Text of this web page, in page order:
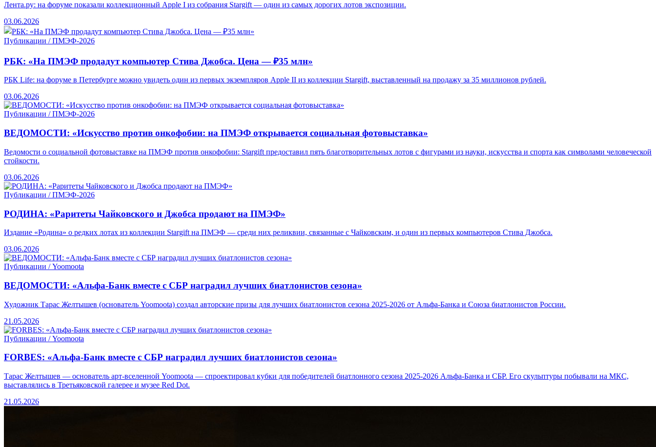
Лента.ру: на форуме показали коллекционный Apple I из собрания Stargift — один из самых дорогих лотов экспозиции.
03.06.2026
Публикации / ПМЭФ-2026
РБК: «На ПМЭФ продадут компьютер Стива Джобса. Цена — ₽35 млн»
РБК Life: на форуме в Петербурге можно увидеть один из первых экземпляров Apple II из коллекции Stargift, выставленный на продажу за 35 миллионов рублей.
03.06.2026
Публикации / ПМЭФ-2026
ВЕДОМОСТИ: «Искусство против онкофобии: на ПМЭФ открывается социальная фотовыставка»
Ведомости о социальной фотовыставке на ПМЭФ против онкофобии: Stargift предоставил пять благотворительных лотов с фигурами из науки, искусства и спорта как символами человеческой
стойкости.
03.06.2026
Публикации / ПМЭФ-2026
РОДИНА: «Раритеты Чайковского и Джобса продают на ПМЭФ»
Издание «Родина» о редких лотах из коллекции Stargift на ПМЭФ — среди них реликвии, связанные с Чайковским, и один из первых компьютеров Стива Джобса.
03.06.2026
Публикации / Yoomoota
ВЕДОМОСТИ: «Альфа-Банк вместе с СБР наградил лучших биатлонистов сезона»
Художник Тарас Желтышев (основатель Yoomoota) создал авторские призы для лучших биатлонистов сезона 2025-2026 от Альфа-Банка и Союза биатлонистов России.
21.05.2026
Публикации / Yoomoota
FORBES: «Альфа-Банк вместе с СБР наградил лучших биатлонистов сезона»
Тарас Желтышев — основатель арт-вселенной Yoomoota — спроектировал кубки для победителей биатлонного сезона 2025-2026 Альфа-Банка и СБР. Его скульптуры побывали на МКС,
выставлялись в Третьяковской галерее и музее Red Dot.
21.05.2026